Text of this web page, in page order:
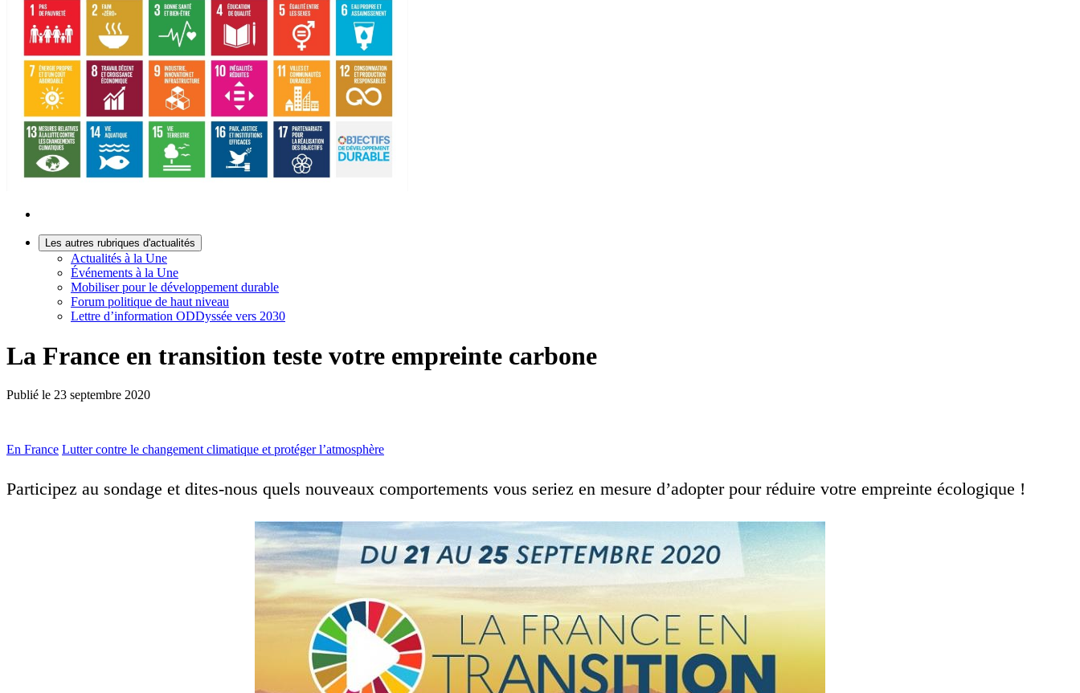
Les autres rubriques d'actualités
Actualités à la Une
Événements à la Une
Mobiliser pour le développement durable
Forum politique de haut niveau
Lettre d’information ODDyssée vers 2030
La France en transition teste votre empreinte carbone
Publié le 23 septembre 2020
En France Lutter contre le changement climatique et protéger l’atmosphère
Participez au sondage et dites-nous quels nouveaux comportements vous seriez en mesure d’adopter pour réduire votre empreinte écologique !